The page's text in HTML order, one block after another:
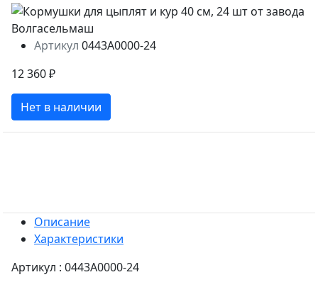
Артикул 0443A0000-24
12 360 ₽
Нет в наличии
Описание
Характеристики
Артикул : 0443A0000-24